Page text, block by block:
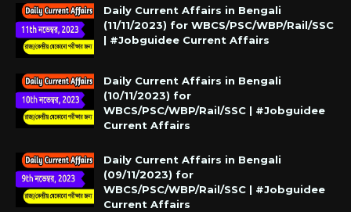
Daily Current Affairs in Bengali
(11/11/2023) for WBCS/PSC/WBP/Rail/SSC
| #Jobguidee Current Affairs
Daily Current Affairs in Bengali
(10/11/2023) for
WBCS/PSC/WBP/Rail/SSC | #Jobguidee
Current Affairs
Daily Current Affairs in Bengali
(09/11/2023) for
WBCS/PSC/WBP/Rail/SSC | #Jobguidee
Current Affairs